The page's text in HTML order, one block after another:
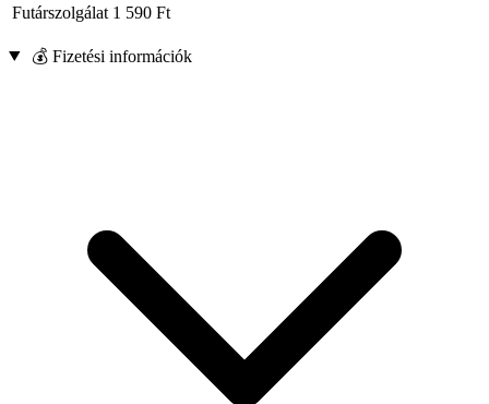
Futárszolgálat 1 590 Ft
💰 Fizetési információk